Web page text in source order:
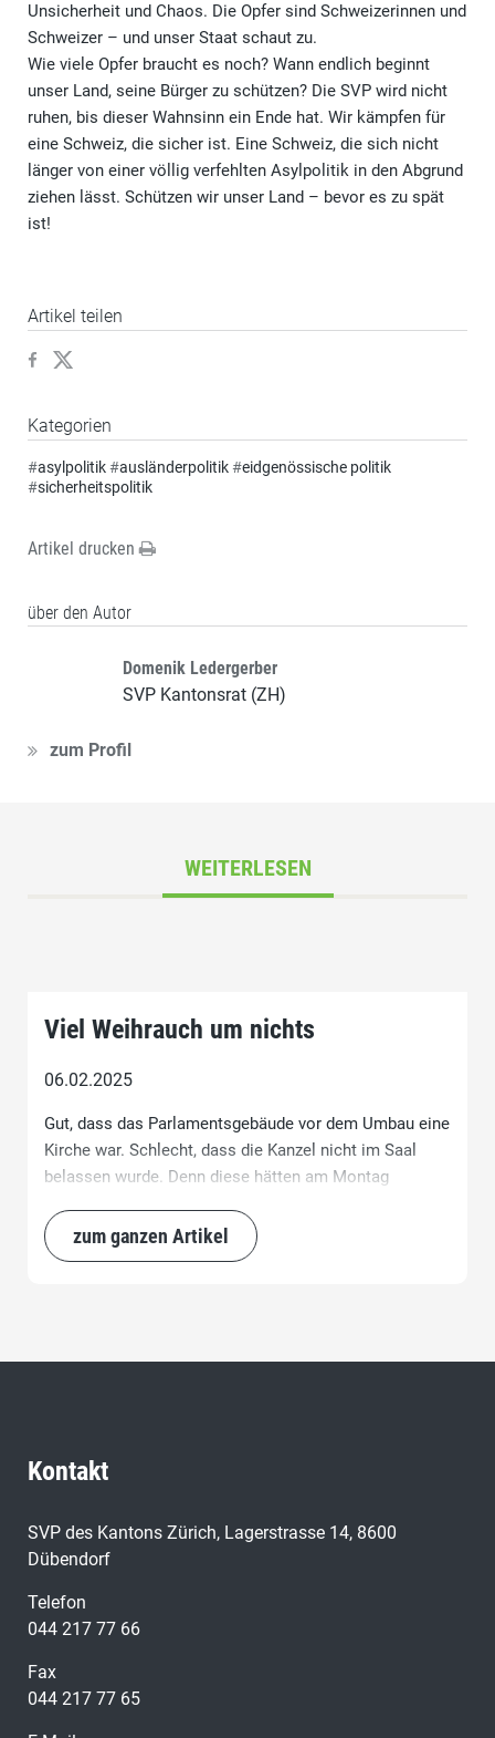
Unsicherheit und Chaos. Die Opfer sind Schweizerinnen und
Schweizer – und unser Staat schaut zu.
Wie viele Opfer braucht es noch? Wann endlich beginnt
unser Land, seine Bürger zu schützen? Die SVP wird nicht
ruhen, bis dieser Wahnsinn ein Ende hat. Wir kämpfen für
eine Schweiz, die sicher ist. Eine Schweiz, die sich nicht
länger von einer völlig verfehlten Asylpolitik in den Abgrund
ziehen lässt. Schützen wir unser Land – bevor es zu spät
ist!
Artikel teilen
Kategorien
#asylpolitik#ausländerpolitik#eidgenössische politik
#sicherheitspolitik
Artikel drucken
über den Autor
Domenik Ledergerber
SVP Kantonsrat (ZH)
zum Profil
WEITERLESEN
Viel Weihrauch um nichts
06.02.2025
Gut, dass das Parlamentsgebäude vor dem Umbau eine
Kirche war. Schlecht, dass die Kanzel nicht im Saal
belassen wurde. Denn diese hätten am Montag
SVP die Leviten zu lesen und trotz Kirchenaustritt die
Zuhörer über das Christentum zu belehren.
zum ganzen Artikel
Kontakt
SVP des Kantons Zürich, Lagerstrasse 14, 8600
Dübendorf
Telefon
044 217 77 66
Fax
044 217 77 65